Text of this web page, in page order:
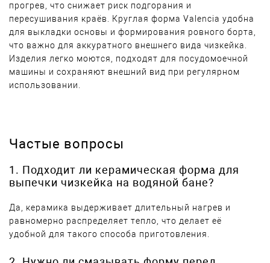
прогрев, что снижает риск подгорания и
пересушивания краёв. Круглая форма Valencia удобна
для выкладки основы и формирования ровного борта,
что важно для аккуратного внешнего вида чизкейка.
Изделия легко моются, подходят для посудомоечной
машины и сохраняют внешний вид при регулярном
использовании.
Частые вопросы
1. Подходит ли керамическая форма для
выпечки чизкейка на водяной бане?
Да, керамика выдерживает длительный нагрев и
равномерно распределяет тепло, что делает её
удобной для такого способа приготовления.